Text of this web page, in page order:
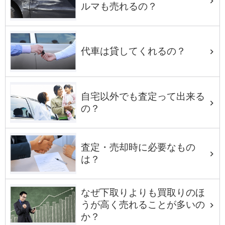
ルマも売れるの？
代車は貸してくれるの？
自宅以外でも査定って出来る
の？
査定・売却時に必要なもの
は？
なぜ下取りよりも買取りのほ
うが高く売れることが多いの
か？